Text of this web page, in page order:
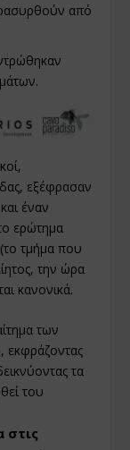
από
εξέφρασαν
έναν
ερώτημα
τμήμα που
την ώρα
κανονικά.
των
εκφράζοντας
τα
του
στις